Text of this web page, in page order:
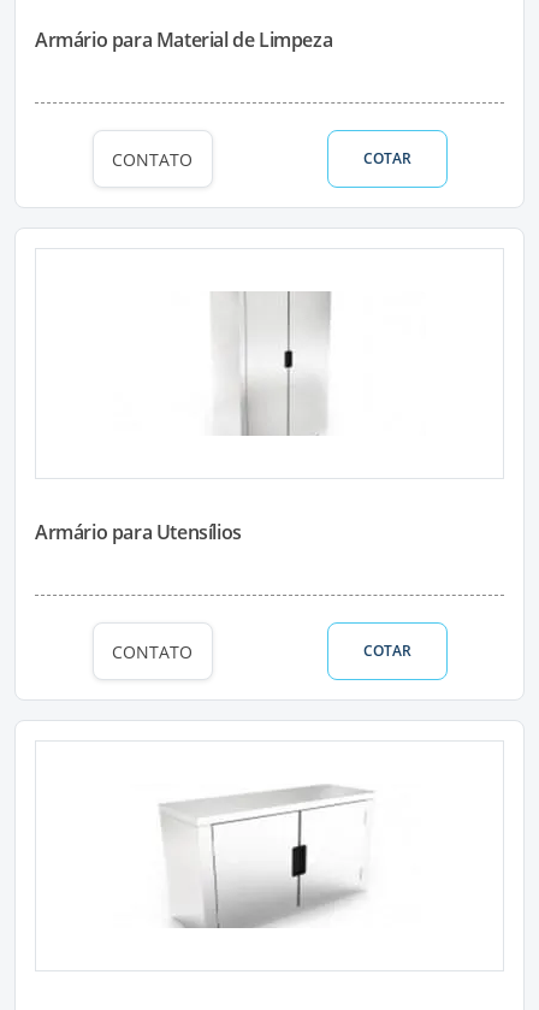
Armário para Material de Limpeza
CONTATO COTAR
Armário para Utensílios
CONTATO COTAR